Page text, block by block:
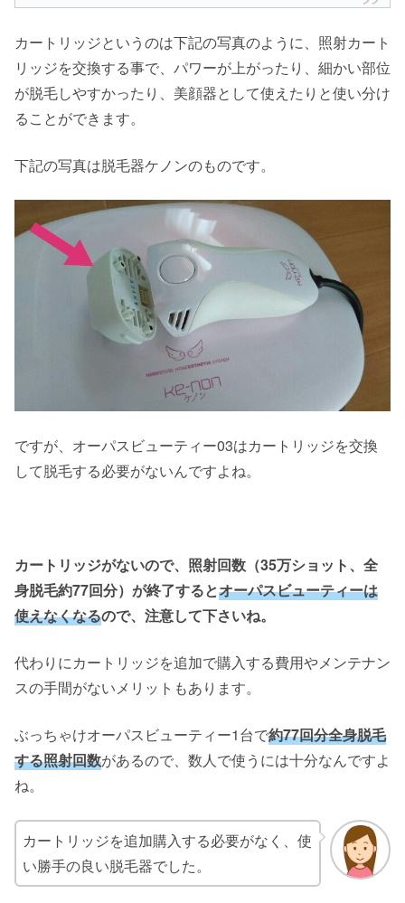
カートリッジというのは下記の写真のように、照射カート
リッジを交換する事で、パワーが上がったり、細かい部位
が脱毛しやすかったり、美顔器として使えたりと使い分け
ることができます。
下記の写真は脱毛器ケノンのものです。
ですが、オーパスビューティー03はカートリッジを交換
して脱毛する必要がないんですよね。
カートリッジがないので、照射回数（35万ショット、全
身脱毛約77回分）が終了するとオーパスビューティーは
使えなくなるので、注意して下さいね。
代わりにカートリッジを追加で購入する費用やメンテナン
スの手間がないメリットもあります。
ぶっちゃけオーパスビューティー1台で約77回分全身脱毛
する照射回数があるので、数人で使うには十分なんですよ
ね。
カートリッジを追加購入する必要がなく、使
い勝手の良い脱毛器でした。